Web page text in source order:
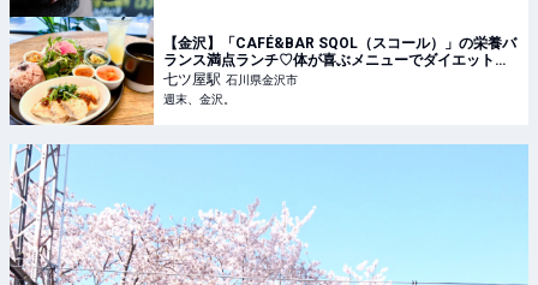
【金沢】「CAFÉ&BAR SQOL（スコール）」の栄養バ
ランス満点ランチ♡体が喜ぶメニューでダイエットや
食生活改善をサポート♪ - 週末、金沢。
七ツ屋駅 石川県金沢市
週末、金沢。